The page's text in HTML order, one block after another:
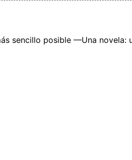
sencillo posible —Una novela: